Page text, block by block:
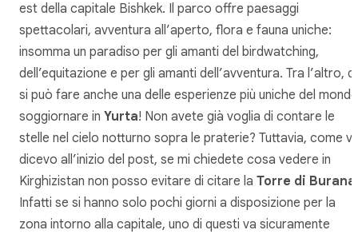
est della capitale Bishkek. Il parco offre paesaggi
spettacolari, avventura all’aperto, flora e fauna uniche:
insomma un paradiso per gli amanti del birdwatching,
dell’equitazione e per gli amanti dell’avventura. Tra l’altro,
si può fare anche una delle esperienze più uniche del
soggiornare in Yurta! Non avete già voglia di contare le
stelle nel cielo notturno sopra le praterie? Tuttavia, come vi
dicevo all’inizio del post, se mi chiedete cosa vedere in
Kirghizistan non posso evitare di citare la Torre di Burana
Infatti se si hanno solo pochi giorni a disposizione per la
zona intorno alla capitale, uno di questi va sicuramente